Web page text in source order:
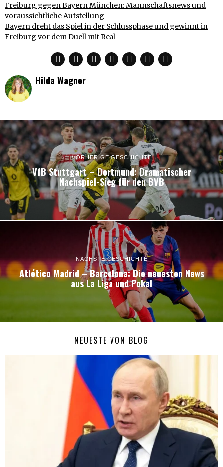
Freiburg gegen Bayern München: Mannschaftsnews und
voraussichtliche Aufstellung
Bayern dreht das Spiel in der Schlussphase und gewinnt in
Freiburg vor dem Duell mit Real
Hilda Wagner
VORHERIGE GESCHICHTE
VfB Stuttgart – Dortmund: Dramatischer
Nachspiel-Sieg für den BVB
NÄCHSTE GESCHICHTE
Atlético Madrid – Barcelona: Die neuesten News
aus La Liga und Pokal
NEUESTE VON BLOG